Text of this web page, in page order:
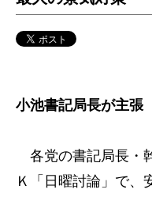
小池書記局長が主張
各党の書記局長・
Ｋ「日曜討論」で、